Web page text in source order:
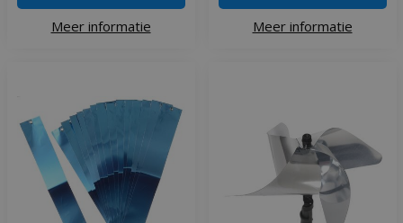
Meer informatie Meer informatie